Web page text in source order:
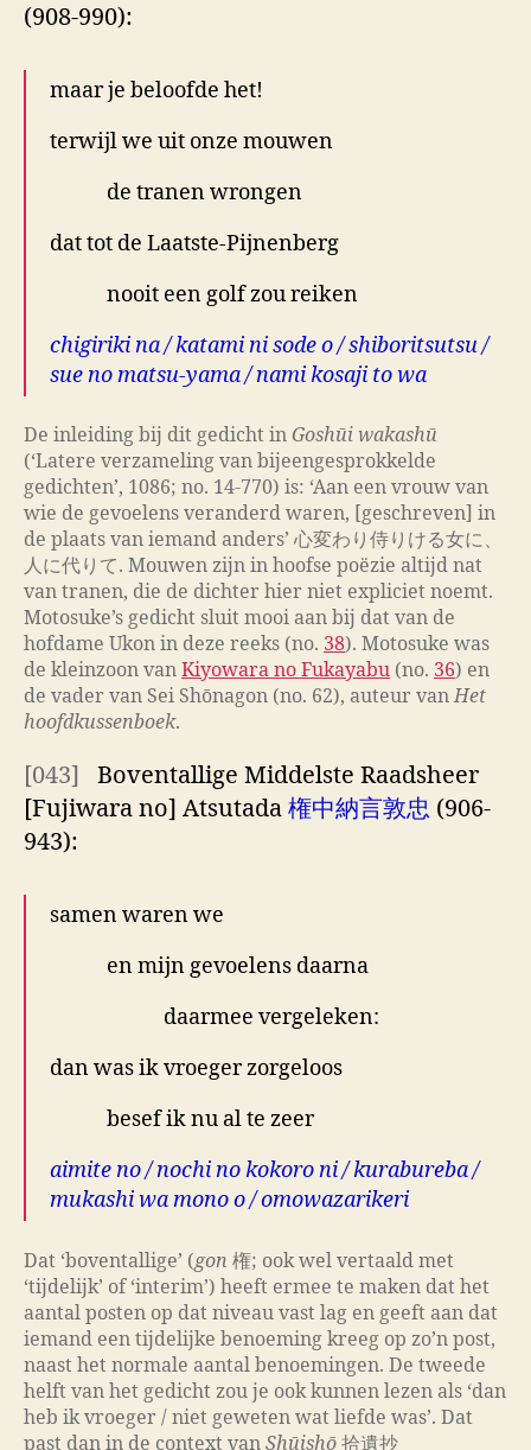
(908-990):
maar je beloofde het!
terwijl we uit onze mouwen
de tranen wrongen
dat tot de Laatste-Pijnenberg
nooit een golf zou reiken
chigiriki na / katami ni sode o / shiboritsutsu /
sue no matsu-yama / nami kosaji to wa
De inleiding bij dit gedicht in Goshūi wakashū
(‘Latere verzameling van bijeengesprokkelde
gedichten’, 1086; no. 14-770) is: ‘Aan een vrouw van
wie de gevoelens veranderd waren, [geschreven] in
de plaats van iemand anders’ 心変わり侍りける女に、
人に代りて. Mouwen zijn in hoofse poëzie altijd nat
van tranen, die de dichter hier niet expliciet noemt.
Motosuke’s gedicht sluit mooi aan bij dat van de
hofdame Ukon in deze reeks (no. 38). Motosuke was
de kleinzoon van Kiyowara no Fukayabu (no. 36) en
de vader van Sei Shōnagon (no. 62), auteur vanHet
hoofdkussenboek.
[043]
Boventallige Middelste Raadsheer
[Fujiwara no] Atsutada 権中納言敦忠 (906-
943):
samen waren we
en mijn gevoelens daarna
daarmee vergeleken:
dan was ik vroeger zorgeloos
besef ik nu al te zeer
aimite no / nochi no kokoro ni / kurabureba /
mukashi wa mono o / omowazarikeri
Dat ‘boventallige’ (gon 権; ook wel vertaald met
‘tijdelijk’ of ‘interim’) heeft ermee te maken dat het
aantal posten op dat niveau vast lag en geeft aan dat
iemand een tijdelijke benoeming kreeg op zo’n post,
naast het normale aantal benoemingen. De tweede
helft van het gedicht zou je ook kunnen lezen als ‘dan
heb ik vroeger / niet geweten wat liefde was’. Dat
past dan in de context van Shūishō 拾遺抄